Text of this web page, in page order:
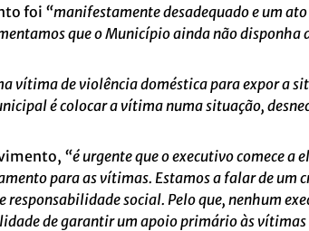
foi “manifestamente desadequado e um
que o Município ainda não disponha
vítima de violência doméstica para expor a
é colocar a vítima numa situação,
“é urgente que o executivo comece a
para as vítimas. Estamos a falar de um
responsabilidade social. Pelo que, nenhum
de garantir um apoio primário às